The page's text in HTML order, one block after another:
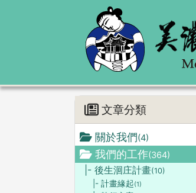
文章分類
關於我們(4)
我們的工作(364)
|- 後生洄庄計畫(10)
|- 計畫緣起(1)